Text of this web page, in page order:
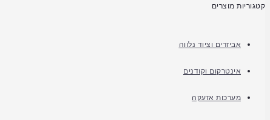
קטגוריות מוצרים
אביזרים וציוד נלווה
אינטרקום וקודנים
מערכות אזעקה